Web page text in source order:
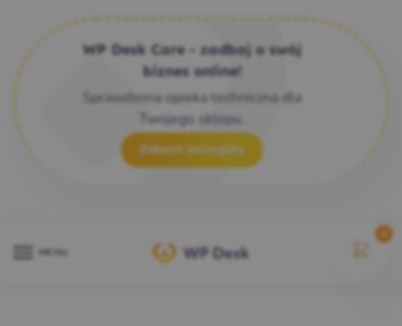
WP Desk Care - zadbaj o swój
biznes online!
Sprawdzona opieka techniczna dla
Twojego sklepu.
Zobacz szczegóły